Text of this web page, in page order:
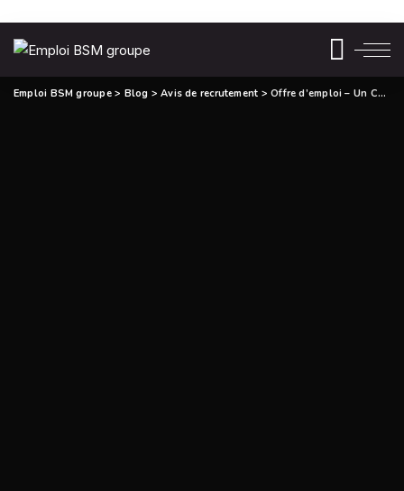
Emploi BSM groupe> Blog >Avis de recrutement >Offre d’emploi – Un Chargé de Recherche et Politique Systèmes Alimentaires (H/F)